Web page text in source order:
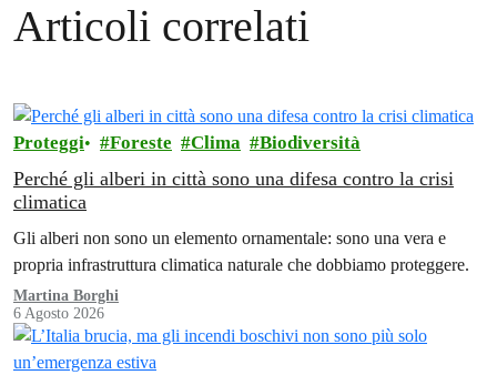
Articoli correlati
Proteggi Foreste Clima Biodiversità
Perché gli alberi in città sono una difesa contro la crisi
climatica
Gli alberi non sono un elemento ornamentale: sono una vera e
propria infrastruttura climatica naturale che dobbiamo proteggere.
Martina Borghi
6 Agosto 2026